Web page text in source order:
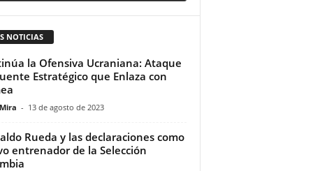
NOTICIAS
la Ofensiva Ucraniana: Ataque
Estratégico que Enlaza con
- 13 de agosto de 2023
Rueda y las declaraciones como
entrenador de la Selección